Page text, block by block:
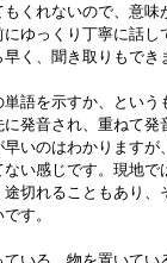
くれないので、意味
にゆっくり丁寧に話
く、聞き取りもでき
単語を示すか、とい
に発音され、重ねて発
早いのはわかります
ない感じです。現地
途切れることもあり
す。